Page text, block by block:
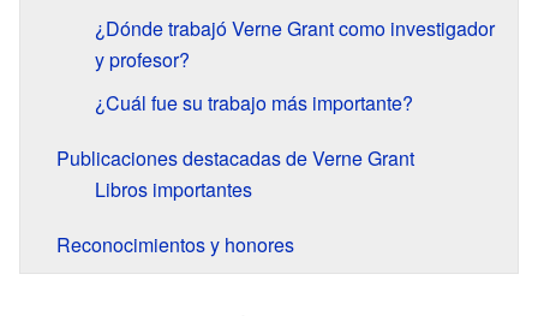
¿Dónde trabajó Verne Grant como investigador
y profesor?
¿Cuál fue su trabajo más importante?
Publicaciones destacadas de Verne Grant
Libros importantes
Reconocimientos y honores